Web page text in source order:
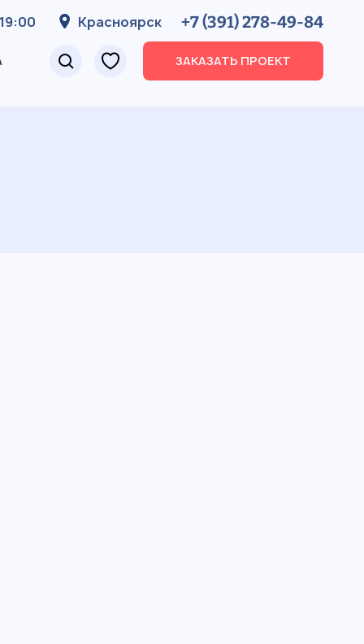
Красноярск +7 (391) 278-49-84
ЗАКАЗАТЬ ПРОЕКТ